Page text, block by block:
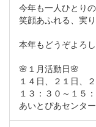
今年も一人ひとり
笑顔あふれる、実
本年もどうぞよろ
🌸１月活動日🌸
１４日、２１日、
１３：３０～１５
あいとぴあセン